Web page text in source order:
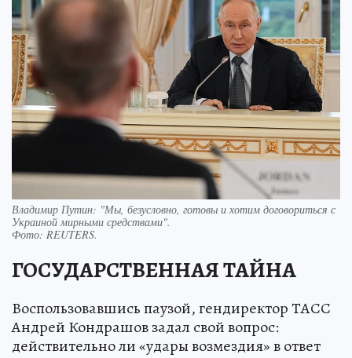
Владимир Путин: "Мы, безусловно, готовы и хотим договориться с
Украиной мирными средствами".
Фото: REUTERS.
ГОСУДАРСТВЕННАЯ ТАЙНА
Воспользовавшись паузой, гендиректор ТАСС
Андрей Кондрашов задал свой вопрос:
действительно ли «удары возмездия» в ответ